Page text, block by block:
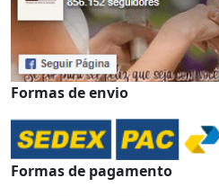
Formas de envio
Formas de pagamento